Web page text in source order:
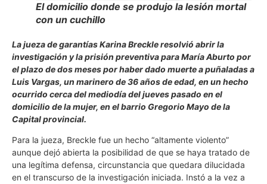
El domicilio donde se produjo la lesión mortal
con un cuchillo
La jueza de garantías Karina Breckle resolvió abrir la
investigación y la prisión preventiva para María Aburto por
el plazo de dos meses por haber dado muerte a puñaladas a
Luis Vargas, un marinero de 36 años de edad, en un hecho
ocurrido cerca del mediodía del jueves pasado en el
domicilio de la mujer, en el barrio Gregorio Mayo de la
Capital provincial.
Para la jueza, Breckle fue un hecho “altamente violento”
aunque dejó abierta la posibilidad de que se haya tratado de
una legítima defensa, circunstancia que quedara dilucidada
en el transcurso de la investigación iniciada. Instó a la vez a